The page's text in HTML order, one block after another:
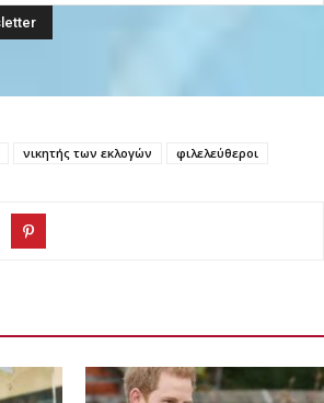
νικητής των εκλογών φιλελεύθεροι